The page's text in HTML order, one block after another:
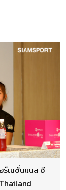
ร์เนชั่นแนล ซี